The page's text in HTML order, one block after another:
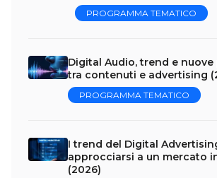
PROGRAMMA TEMATICO
Digital Audio, trend e
tra contenuti e advertising
PROGRAMMA TEMATICO
I trend del Digital
approcciarsi a un mercato
(2026)